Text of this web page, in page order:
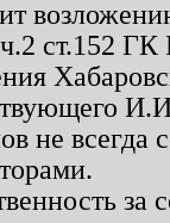
ст.152
не